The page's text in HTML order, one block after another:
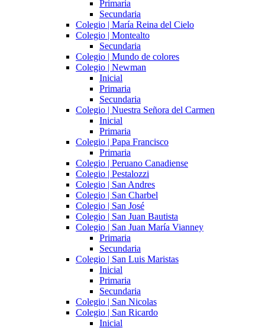
Primaria
Secundaria
Colegio | María Reina del Cielo
Colegio | Montealto
Secundaria
Colegio | Mundo de colores
Colegio | Newman
Inicial
Primaria
Secundaria
Colegio | Nuestra Señora del Carmen
Inicial
Primaria
Colegio | Papa Francisco
Primaria
Colegio | Peruano Canadiense
Colegio | Pestalozzi
Colegio | San Andres
Colegio | San Charbel
Colegio | San José
Colegio | San Juan Bautista
Colegio | San Juan María Vianney
Primaria
Secundaria
Colegio | San Luis Maristas
Inicial
Primaria
Secundaria
Colegio | San Nicolas
Colegio | San Ricardo
Inicial